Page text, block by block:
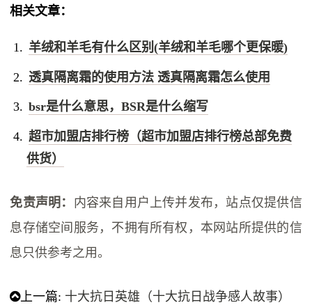
相关文章：
羊绒和羊毛有什么区别(羊绒和羊毛哪个更保暖)
透真隔离霜的使用方法 透真隔离霜怎么使用
bsr是什么意思，BSR是什么缩写
超市加盟店排行榜（超市加盟店排行榜总部免费
供货）
免责声明： 内容来自用户上传并发布，站点仅提供信
息存储空间服务，不拥有所有权，本网站所提供的信
息只供参考之用。
上一篇: 十大抗日英雄（十大抗日战争感人故事）